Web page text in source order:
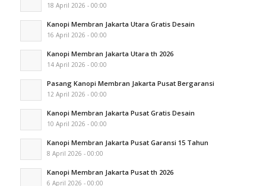
18 April 2026 - 00:00
Kanopi Membran Jakarta Utara Gratis Desain
16 April 2026 - 00:00
Kanopi Membran Jakarta Utara th 2026
14 April 2026 - 00:00
Pasang Kanopi Membran Jakarta Pusat Bergaransi
12 April 2026 - 00:00
Kanopi Membran Jakarta Pusat Gratis Desain
10 April 2026 - 00:00
Kanopi Membran Jakarta Pusat Garansi 15 Tahun
8 April 2026 - 00:00
Kanopi Membran Jakarta Pusat th 2026
6 April 2026 - 00:00